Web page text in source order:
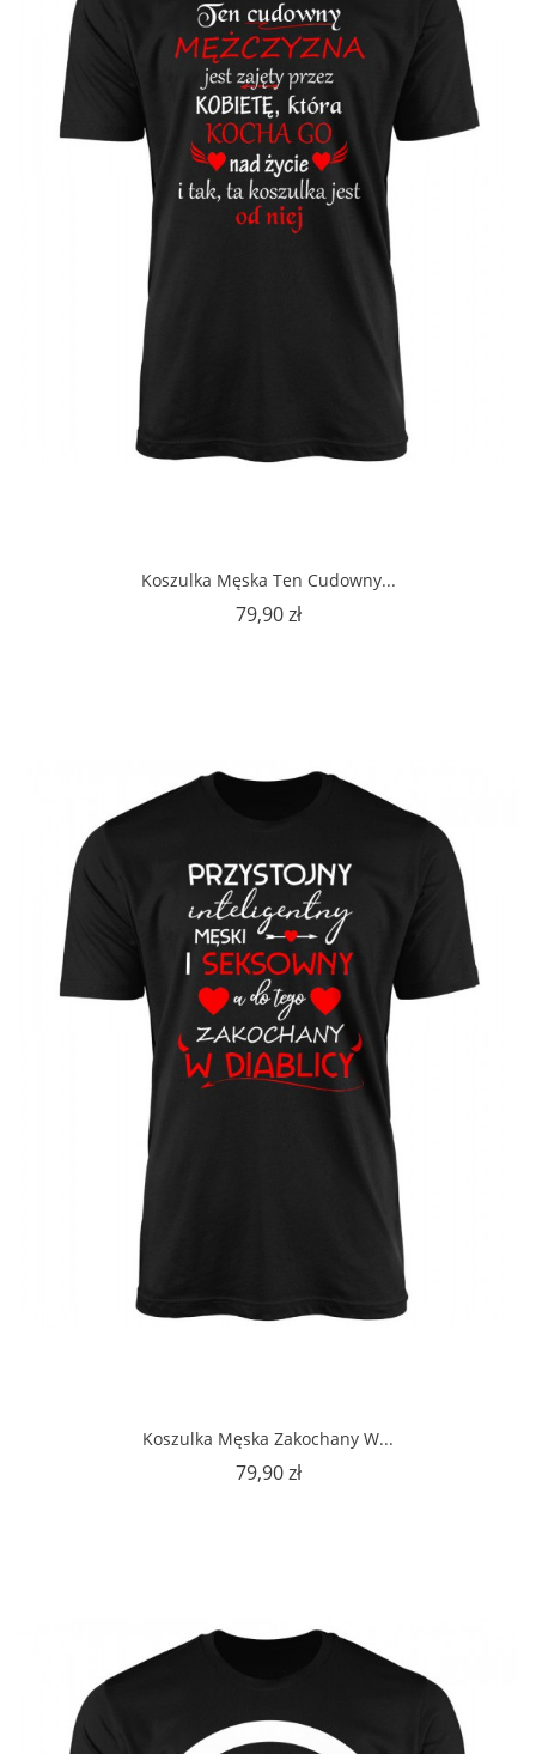
Koszulka Męska Ten Cudowny...
79,90 złCena
Koszulka Męska Zakochany W...
79,90 złCena